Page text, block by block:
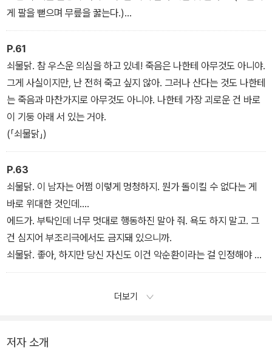
게 팔을 뻗으며 무릎을 꿇는다.)
(「광인과 수녀」)
P.61
쇠물닭. 참 우스운 의심을 하고 있네! 죽음은 나한테 아무것도 아니야.
그게 사실이지만, 난 전혀 죽고 싶지 않아. 그러나 산다는 것도 나한테
는 죽음과 마찬가지로 아무것도 아니야. 나한테 가장 괴로운 건 바로
이 기둥 아래 서 있는 거야.
(「쇠물닭」)
P.63
쇠물닭. 이 남자는 어쩜 이렇게 멍청하지. 뭔가 돌이킬 수 없다는 게
바로 위대한 것인데….
에드가. 부탁인데 너무 멋대로 행동하진 말아 줘. 욕도 하지 말고. 그
건 심지어 부조리극에서도 금지돼 있으니까.
쇠물닭. 좋아, 하지만 당신 자신도 이건 악순환이라는 걸 인정해야 할
거야. 돌이킬 수 없는 일은 모두 위대해. 죽음과 첫사랑과 동정의 상실
이킬 수 없는 일은 아무것도 하지 않으려고 하면서 위대함을 원하잖
더보기
저자 소개